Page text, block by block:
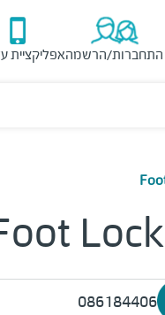
התחברות/הרשמהאפליקציית
086184406